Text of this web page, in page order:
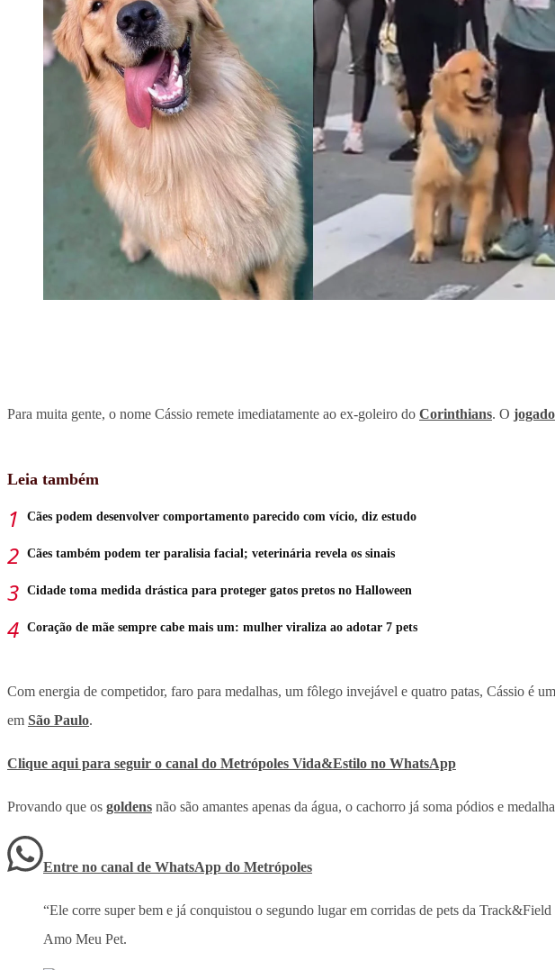
Para muita gente, o nome Cássio remete imediatamente ao ex-goleiro do Corinthians. O
Leia também
Cães podem desenvolver comportamento parecido com vício, diz estudo
Cães também podem ter paralisia facial; veterinária revela os sinais
Cidade toma medida drástica para proteger gatos pretos no Halloween
Coração de mãe sempre cabe mais um: mulher viraliza ao adotar 7 pets
Com energia de competidor, faro para medalhas, um fôlego invejável e quatro patas, Cássio é
em São Paulo.
Clique aqui para seguir o canal do Metrópoles Vida&Estilo no WhatsApp
Provando que os goldens não são amantes apenas da água, o cachorro já soma pódios e
Entre no canal de WhatsApp do Metrópoles
“Ele corre super bem e já conquistou o segundo lugar em corridas de pets da
Amo Meu Pet.